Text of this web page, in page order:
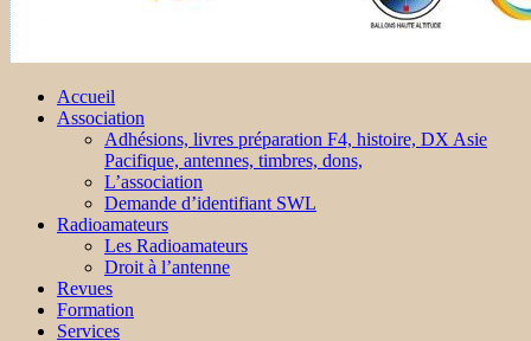
Accueil
Association
Adhésions, livres préparation F4, histoire, DX Asie
Pacifique, antennes, timbres, dons,
L’association
Demande d’identifiant SWL
Radioamateurs
Les Radioamateurs
Droit à l’antenne
Revues
Formation
Services